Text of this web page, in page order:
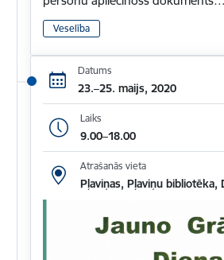
Veselība
Datums
23.–25. maijs, 2020
Laiks
9.00–18.00
Atrašanās vieta
Pļaviņas, Pļaviņu bibliotēka,